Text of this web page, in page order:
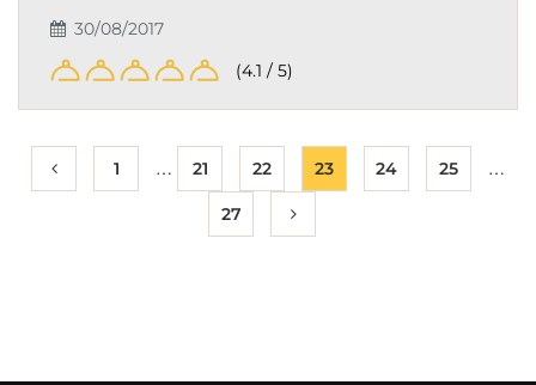
30/08/2017
(4.1 / 5)
1 … 21 22 23 24 25 …
27